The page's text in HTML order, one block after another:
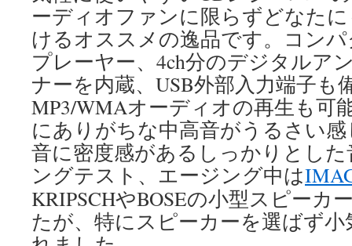
ーディオファンに限らずどなた
けるオススメの逸品です。コン
プレーヤー、4ch分のデジタルア
ナーを内蔵、USB外部入力端子も
MP3/WMAオーディオの再生も可
にありがちな中高音がうるさい
音に密度感があるしっかりとし
ングテスト、エージング中は
KRIPSCHやBOSEの小型スピーカ
たが、特にスピーカーを選ばず